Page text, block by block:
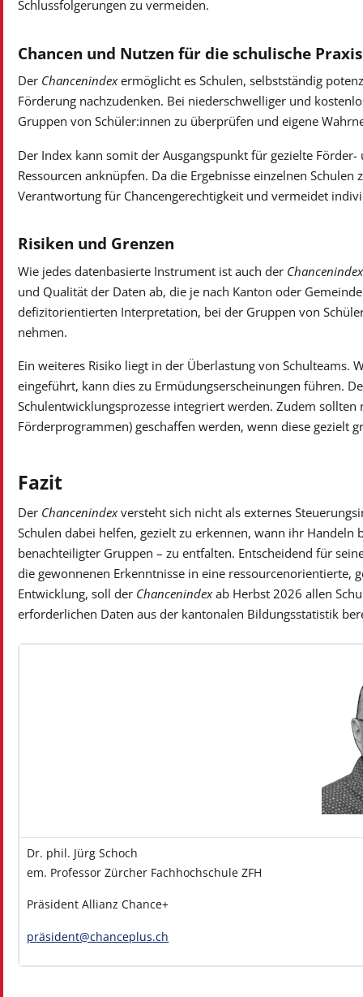
Schlussfolgerungen zu vermeiden.
Chancen und Nutzen für die schulische Praxis
Der Chancenindexermöglicht es Schulen, selbstständig
Förderung nachzudenken. Bei niederschwelliger und
Gruppen von Schüler:innen zu überprüfen und eigene
Der Index kann somit der Ausgangspunkt für gezielte
Ressourcen anknüpfen. Da die Ergebnisse einzelnen
Verantwortung für Chancengerechtigkeit und vermeidet
Risiken und Grenzen
Wie jedes datenbasierte Instrument ist auch derChancenindex
und Qualität der Daten ab, die je nach Kanton oder
defizitorientierten Interpretation, bei der Gruppen von
nehmen.
Ein weiteres Risiko liegt in der Überlastung von Schulteams.
eingeführt, kann dies zu Ermüdungserscheinungen führen.
Schulentwicklungsprozesse integriert werden. Zudem
Förderprogrammen) geschaffen werden, wenn diese gezielt
Fazit
Der Chancenindexversteht sich nicht als externes
Schulen dabei helfen, gezielt zu erkennen, wann ihr
benachteiligter Gruppen – zu entfalten. Entscheidend für
die gewonnenen Erkenntnisse in eine ressourcenorientierte,
Entwicklung, soll derChancenindexab Herbst 2026 allen
erforderlichen Daten aus der kantonalen Bildungsstatistik
Dr. phil. Jürg Schoch
em. Professor Zürcher Fachhochschule ZFH
Präsident Allianz Chance+
präsident@chanceplus.ch